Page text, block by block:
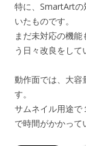
特に、SmartArtの
いたものです。
まだ未対応の機
う日々改良をして
動作面では、大容
す。
サムネイル用途で
で時間がかかって